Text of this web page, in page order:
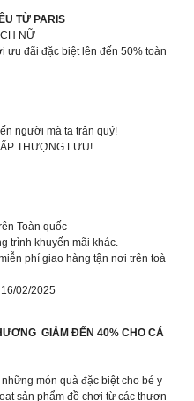
TỪ PARIS
NỮ
ưu đãi đặc biệt lên đến 50% toàn
người mà ta trân quý!
THƯỢNG LƯU!
Toàn quốc
trình khuyến mãi khác.
phí giao hàng tận nơi trên toà
02/2025
GIẢM ĐẾN 40% CHO CÁ
món quà đặc biệt cho bé y
sản phẩm đồ chơi từ các thươn